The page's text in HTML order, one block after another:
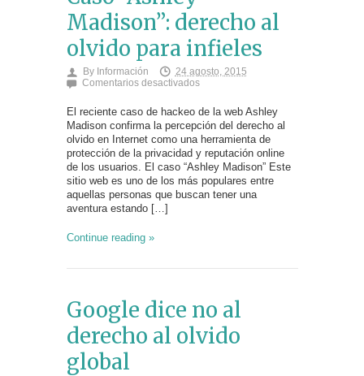
Madison”: derecho al
olvido para infieles
By Información
24 agosto, 2015
Comentarios desactivadosen
“Ashley
Madison”:
derecho
al
olvido
para
infieles
El reciente caso de hackeo de la web Ashley
Madison confirma la percepción del derecho al
olvido en Internet como una herramienta de
protección de la privacidad y reputación online
de los usuarios. El caso “Ashley Madison” Este
sitio web es uno de los más populares entre
aquellas personas que buscan tener una
aventura estando […]
Continue reading »
Google dice no al
derecho al olvido
global